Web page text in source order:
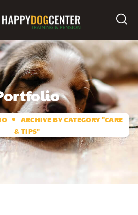
ARCHIVE BY CATEGORY "CARE
& TIPS"